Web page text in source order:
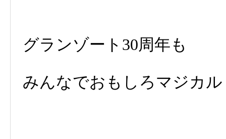
グランゾート30周年も
みんなでおもしろマジカ